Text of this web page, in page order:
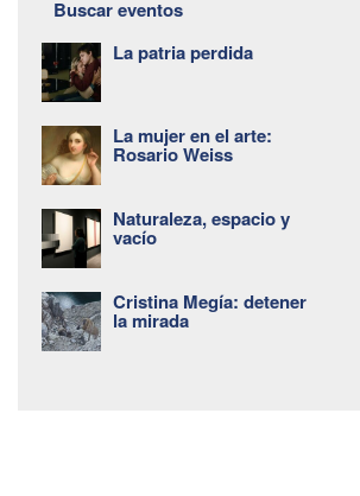
Buscar eventos
La patria perdida
La mujer en el arte:
Rosario Weiss
Naturaleza, espacio y
vacío
Cristina Megía: detener
la mirada